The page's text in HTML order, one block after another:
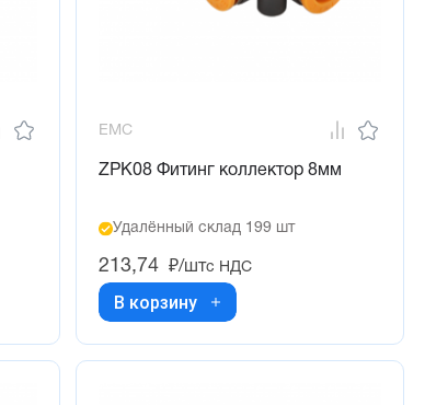
EMC
ZPK08 Фитинг коллектор 8мм
Удалённый склад 199 шт
213,74 ₽/штс НДС
В корзину